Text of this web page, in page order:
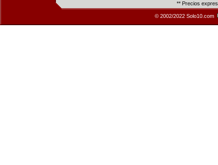
** Precios
© 2002/2022 Solo10.com